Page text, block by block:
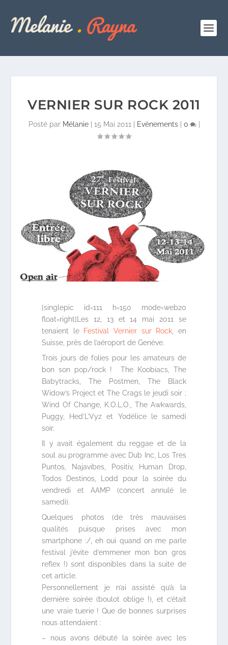
VERNIER SUR ROCK 2011
Posté par Mélanie| 15 Mai 2011 Evènements| 0 |
[singlepic id=111 h=150 mode=web20
float=right]Les 12, 13 et 14 mai 2011 se
tenaient le Festival Vernier sur Rock , en
Suisse, près de l’aéroport de Genève.
Trois jours de folies pour les amateurs de
bon son pop/rock ! The Koobiacs, The
Babytracks, The Postmen, The Black
Widow’s Project et The Crags le jeudi soir ;
Wind Of Change, K.O.L.O., The Awkwards,
Puggy, Hed’L’Vyz et Yodélice le samedi
soir.
Il y avait également du reggae et de la
soul au programme avec Dub Inc, Los Tres
Puntos, Najavibes, Positiv, Human Drop,
Todos Destinos, Lodd pour la soirée du
vendredi et AAMP (concert annulé le
samedi).
Quelques photos (de très mauvaises
qualités puisque prises avec mon
smartphone :/, eh oui quand on me parle
festival j’évite d’emmener mon bon gros
reflex !) sont disponibles dans la suite de
cet article.
Personnellement je n’ai assisté qu’à la
dernière soirée (boulot oblige !), et c’était
une vraie tuerie ! Que de bonnes surprises
nous attendaient :
– nous avons débuté la soirée avec les